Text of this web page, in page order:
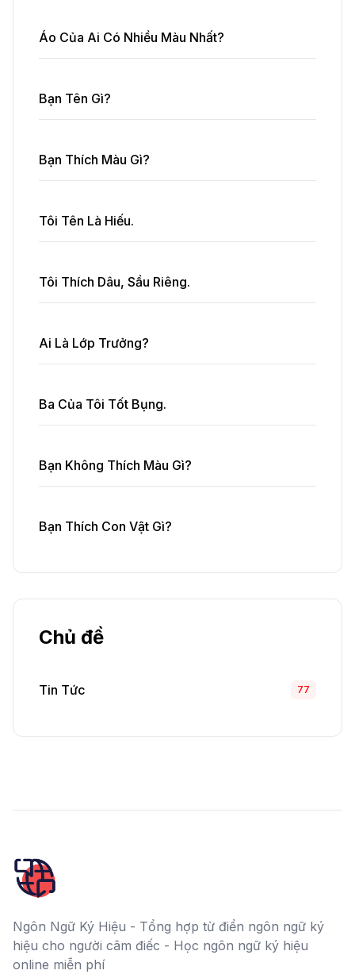
Áo Của Ai Có Nhiều Màu Nhất?
Bạn Tên Gì?
Bạn Thích Màu Gì?
Tôi Tên Là Hiếu.
Tôi Thích Dâu, Sầu Riêng.
Ai Là Lớp Trưởng?
Ba Của Tôi Tốt Bụng.
Bạn Không Thích Màu Gì?
Bạn Thích Con Vật Gì?
Chủ đề
Tin Tức 77
Ngôn Ngữ Ký Hiệu - Tổng hợp từ điển ngôn ngữ ký
hiệu cho người câm điếc - Học ngôn ngữ ký hiệu
online miễn phí